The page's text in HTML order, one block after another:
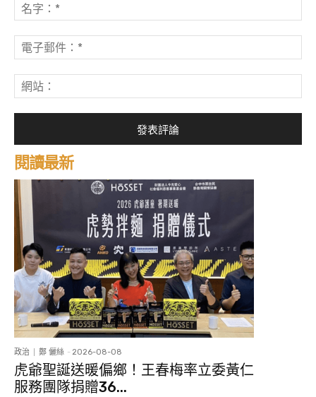
表
評
論：
字
*
子
郵
*站
閱讀最新
政治 鄭 儷絲 - 2026-08-08
虎爺聖誕送暖偏鄉！王春梅率立委黃仁
服務團隊捐贈36...